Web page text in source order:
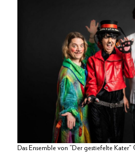
Das Ensemble von “Der gestiefelte